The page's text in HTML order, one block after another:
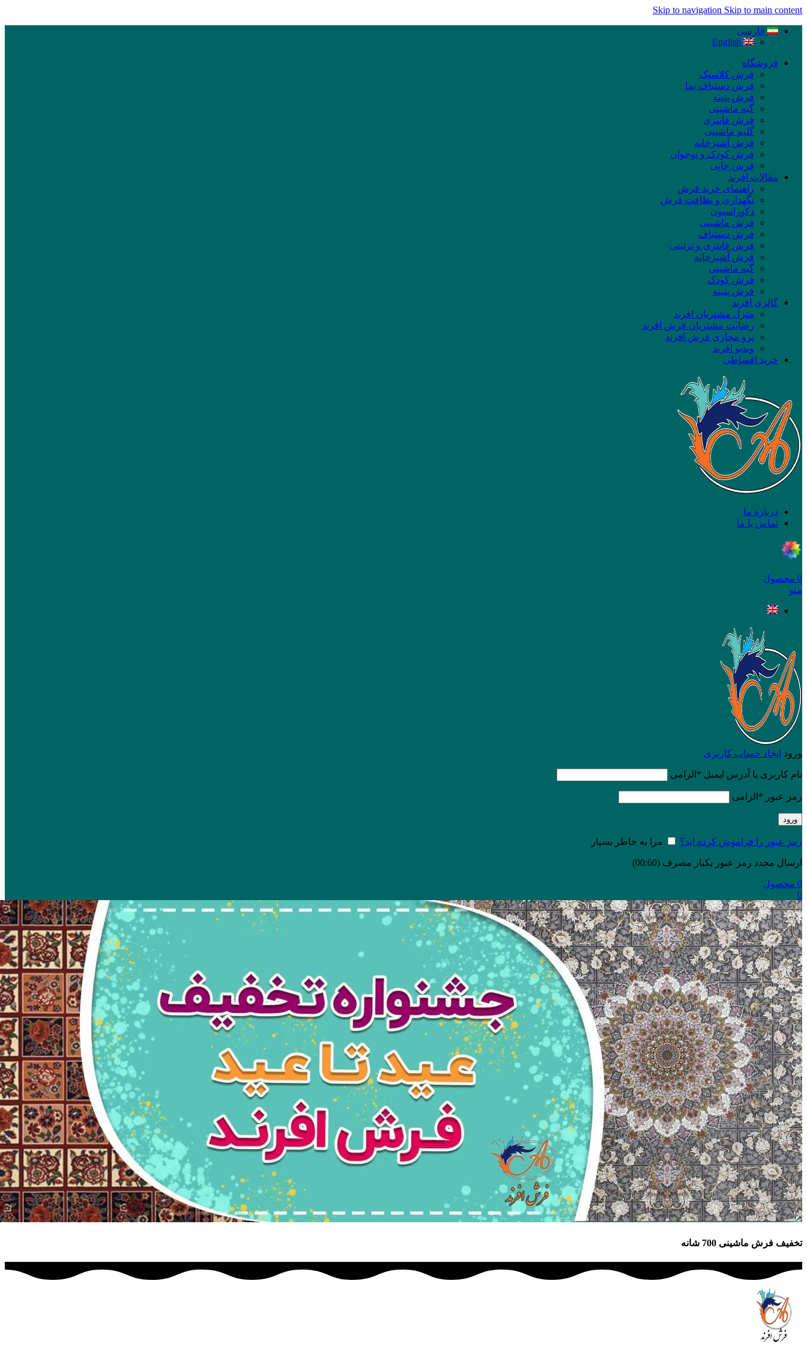
Skip to navigation Skip to main content
فارسی
English
فروشگاه
فرش کلاسیک
فرش دستباف نما
فرش پتینه
گبه ماشینی
فرش فانتزی
گلیم ماشینی
فرش آشپزخانه
فرش کودک و نوجوان
فرش چاپی
مقالات افرند
راهنمای خرید فرش
نگهداری و نظافت فرش
دکوراسیون
فرش ماشینی
فرش دستباف
فرش فانتزی و تزئینی
فرش آشپزخانه
گبه ماشینی
فرش کودک
فرش پتینه
گالری افرند
منزل مشتریان افرند
رضایت مشتریان فرش افرند
پرو مجازی فرش افرند
ویدیو افرند
خرید اقساطی
درباره ما
تماس با ما
0 محصول
منو
ورود ایجاد حساب کاربری
نام کاربری یا آدرس ایمیل * الزامی
رمز عبور * الزامی
ورود
رمز عبور را فراموش کرده اید؟ مرا به خاطر بسپار
ارسال مجدد رمز عبور یکبار مصرف (00:
60
)
0 محصول
0
تخفیف فرش ماشینی 700 شانه